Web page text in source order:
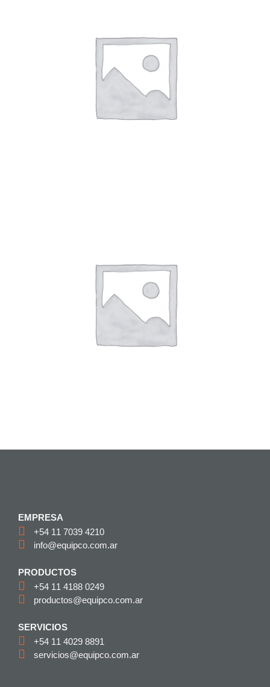
IMPLEMENTOS PARA
RETROEXCAVADORAS
IMPLEMENTOS PARA
RETROEXCAVADORAS
EMPRESA
+54 11 7039 4210
info@equipco.com.ar
PRODUCTOS
+54 11 4188 0249
productos@equipco.com.ar
SERVICIOS
+54 11 4029 8891
servicios@equipco.com.ar